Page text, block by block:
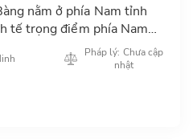
nằm ở phía Nam tỉnh
tế trọng điểm phía Nam
Củ Chi, thành phố Hồ
Pháp lý: Chưa cập
nhật